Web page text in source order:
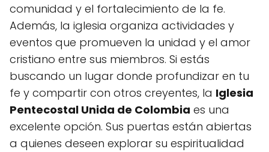
comunidad y el fortalecimiento de la fe.
Además, la iglesia organiza actividades y
eventos que promueven la unidad y el amor
cristiano entre sus miembros. Si estás
buscando un lugar donde profundizar en tu
fe y compartir con otros creyentes, la Iglesia
Pentecostal Unida de Colombia es una
excelente opción. Sus puertas están abiertas
a quienes deseen explorar su espiritualidad